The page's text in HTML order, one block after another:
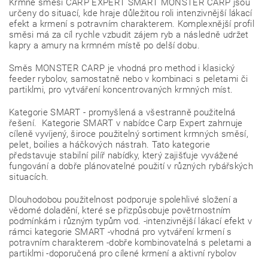
Krmné směsi CARP EXPERT SMART MONSTER CARP jsou
určeny do situací, kde hraje důležitou roli intenzivnější lákací
efekt a krmení s potravním charakterem. Komplexnější profil
směsi má za cíl rychle vzbudit zájem ryb a následně udržet
kapry a amury na krmném místě po delší dobu.
Směs MONSTER CARP je vhodná pro method i klasický
feeder rybolov, samostatně nebo v kombinaci s peletami či
partiklmi, pro vytváření koncentrovaných krmných míst.
Kategorie SMART - promyšlená a všestranně použitelná
řešení. Kategorie SMART v nabídce Carp Expert zahrnuje
cíleně vyvíjený, široce použitelný sortiment krmných směsí,
pelet, boilies a háčkových nástrah. Tato kategorie
představuje stabilní pilíř nabídky, který zajišťuje vyvážené
fungování a dobře plánovatelné použití v různých rybářských
situacích.
Dlouhodobou použitelnost podporuje spolehlivé složení a
vědomé doladění, které se přizpůsobuje povětrnostním
podmínkám i různým typům vod. -intenzivnější lákací efekt v
rámci kategorie SMART -vhodná pro vytváření krmení s
potravním charakterem -dobře kombinovatelná s peletami a
partiklmi -doporučená pro cílené krmení a aktivní rybolov